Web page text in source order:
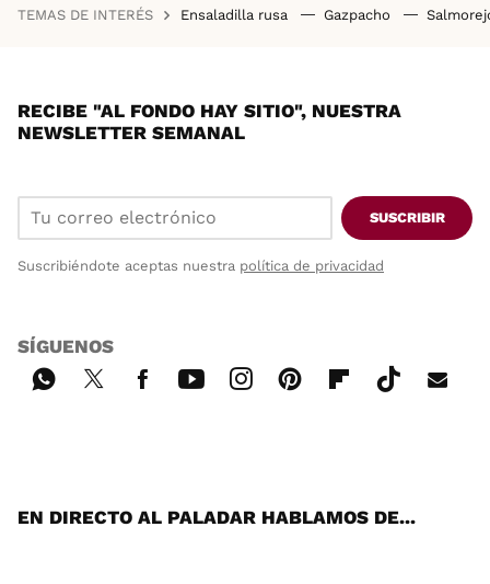
TEMAS DE INTERÉS Ensaladilla rusa Gazpacho
RECIBE "AL FONDO HAY SITIO", NUESTRA
NEWSLETTER SEMANAL
SUSCRIBIR
Suscribiéndote aceptas nuestra política de privacidad
SÍGUENOS
EN DIRECTO AL PALADAR HABLAMOS DE...